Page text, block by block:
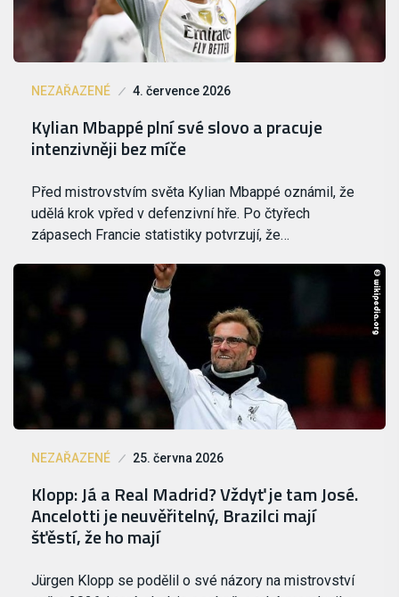
NEZAŘAZENÉ 4. července 2026
Kylian Mbappé plní své slovo a pracuje
intenzivněji bez míče
Před mistrovstvím světa Kylian Mbappé oznámil, že
udělá krok vpřed v defenzivní hře. Po čtyřech
zápasech Francie statistiky potvrzují, že…
NEZAŘAZENÉ 25. června 2026
Klopp: Já a Real Madrid? Vždyť je tam José.
Ancelotti je neuvěřitelný, Brazilci mají
šťěstí, že ho mají
Jürgen Klopp se podělil o své názory na mistrovství